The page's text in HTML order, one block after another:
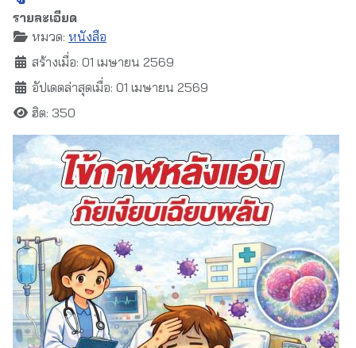
รายละเอียด
หมวด: หนังสือ
สร้างเมื่อ: 01 เมษายน 2569
อัปเดตล่าสุดเมื่อ: 01 เมษายน 2569
ฮิต: 350